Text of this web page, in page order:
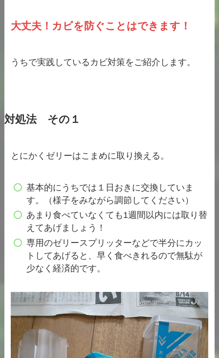
大丈夫！カビを防ぐことはできます！
うちで実践しているカビ対策をご紹介します。
対処法 その１
とにかくゼリーはこまめに取り換える。
基本的にうちでは１日おきに交換していま
す。（様子をみながら調節してください）
あまり食べていなくても1週間以内には取り替
えてあげましょう！
専用のゼリースプリッターなどで半分にカッ
トしてあげると、早く食べきれるので無駄が
少なく経済的です。